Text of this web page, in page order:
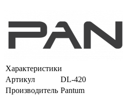
Характеристики
Артикул
DL-420
Производитель Pantum